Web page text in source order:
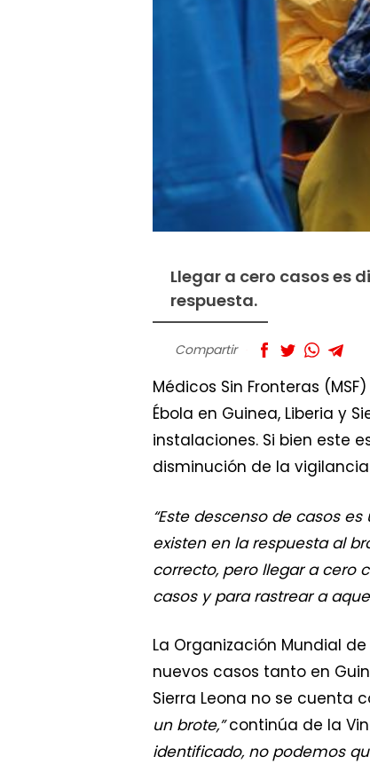
Llegar a cero casos es
respuesta.
Compartir
Médicos Sin Fronteras
Ébola en Guinea, Liberia y
instalaciones. Si bien este
disminución de la
“Este descenso de casos
existen en la respuesta al
correcto, pero llegar a cero
casos y para rastrear a
La Organización Mundial
nuevos casos tanto en
Sierra Leona no se cuenta
un brote,”continúa de la
identificado, no podemos